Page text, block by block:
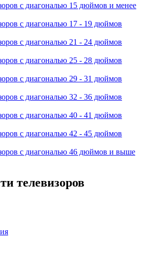
с диагональю 15 дюймов и менее
с диагональю 17 - 19 дюймов
с диагональю 21 - 24 дюймов
с диагональю 25 - 28 дюймов
с диагональю 29 - 31 дюймов
с диагональю 32 - 36 дюймов
с диагональю 40 - 41 дюймов
с диагональю 42 - 45 дюймов
с диагональю 46 дюймов и выше
телевизоров